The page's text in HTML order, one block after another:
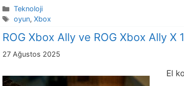
Kategoriler
Teknoloji
Etiketler
oyun,Xbox
ROG Xbox Ally ve ROG Xbox Ally X
27 Ağustos 2025
El